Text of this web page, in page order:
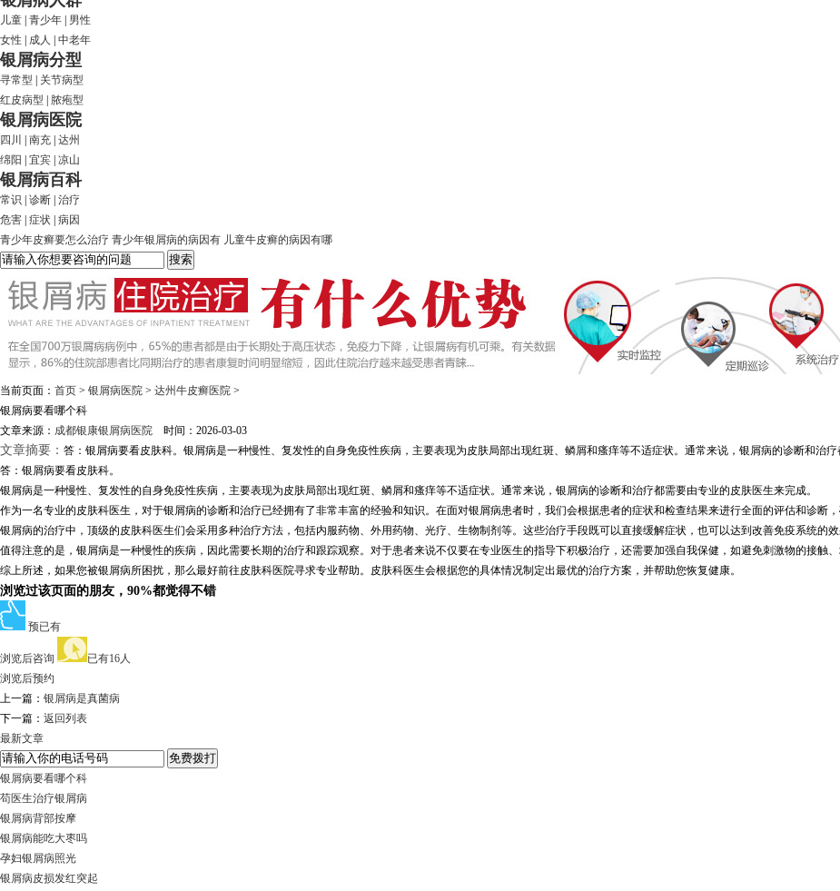
儿童 青少年
男性
女性
成人 中老年
银屑病分型
寻常型
关节病型
红皮病型
脓疱型
银屑病医院
四川 南充 达州
绵阳
宜宾 凉山
银屑病百科
常识 诊断 治疗
危害 症状 病因
青少年皮癣要怎么治疗 青少年银屑病的病因有 儿童牛皮癣的病因有哪
当前页面： 首页 > 银屑病医院 > 达州牛皮癣医院 >
银屑病要看哪个科
文章来源： 成都银康银屑病医院 时间：2026-03-03
文章摘要： 答：银屑病要看皮肤科。银屑病是一种慢性、复发性的自身免疫性疾病，主要表现为皮肤局部出现红斑、鳞屑和瘙痒等不适症状。通常来说，银屑病的诊断和治
答：银屑病要看皮肤科。
银屑病是一种慢性、复发性的自身免疫性疾病，主要表现为皮肤局部出现红斑、鳞屑和瘙痒等不适症状。通常来说，银屑病的诊断和治疗都需要由专业的皮肤医生来完成。
作为一名专业的皮肤科医生，对于银屑病的诊断和治疗已经拥有了非常丰富的经验和知识。在面对银屑病患者时，我们会根据患者的症状和检查结果来进行全面的评估和诊断
银屑病的治疗中，顶级的皮肤科医生们会采用多种治疗方法，包括内服药物、外用药物、光疗、生物制剂等。这些治疗手段既可以直接缓解症状，也可以达到改善免疫系统的效
值得注意的是，银屑病是一种慢性的疾病，因此需要长期的治疗和跟踪观察。对于患者来说不仅要在专业医生的指导下积极治疗，还需要加强自我保健，如避免刺激物的接触、
综上所述，如果您被银屑病所困扰，那么最好前往皮肤科医院寻求专业帮助。皮肤科医生会根据您的具体情况制定出最优的治疗方案，并帮助您恢复健康。
浏览过该页面的朋友，90%都觉得不错
预已有
浏览后咨询
已有16人
浏览后预约
上一篇： 银屑病是真菌病
下一篇： 返回列表
最新文章
银屑病要看哪个科
苟医生治疗银屑病
银屑病背部按摩
银屑病能吃大枣吗
孕妇银屑病照光
银屑病皮损发红突起